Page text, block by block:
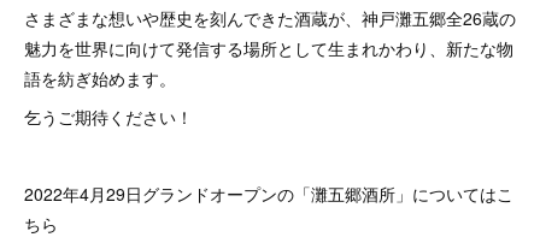
さまざまな想いや歴史を刻んできた酒蔵が、神戸灘五郷全26蔵の
魅力を世界に向けて発信する場所として生まれかわり、新たな物
語を紡ぎ始めます。
乞うご期待ください！
2022年4月29日グランドオープンの「灘五郷酒所」についてはこ
ちら